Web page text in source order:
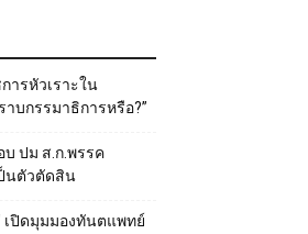
ารหัวเราะใน
าบกรรมาธิการหรือ?”
บ ปม ส.ก.พรรค
นตัวตัดสิน
เปิดมุมมองทันตแพทย์